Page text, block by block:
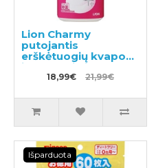
Lion Charmy
putojantis
erškėtuogių kvapo
indų ploviklis,
užpildas 930ml
18,99€ 21,99€
Išparduota